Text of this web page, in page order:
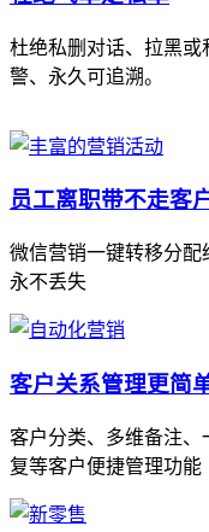
杜绝私删对话、拉黑
警、永久可追溯。
员工离职带不走客
微信营销一键转移分
永不丢失
客户关系管理更简
客户分类、多维备注、
复等客户便捷管理功能